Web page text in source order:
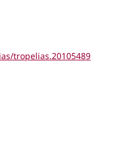
tropelias.20105489